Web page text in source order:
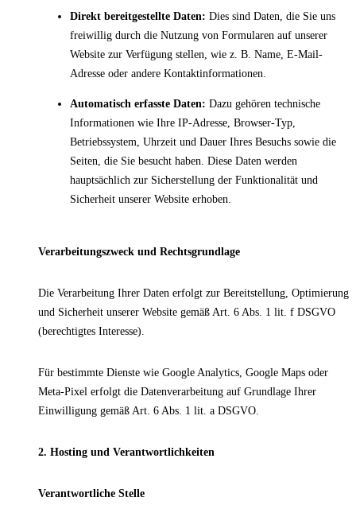
Direkt bereitgestellte Daten: Dies sind Daten, die Sie uns
freiwillig durch die Nutzung von Formularen auf unserer
Website zur Verfügung stellen, wie z. B. Name, E-Mail-
Adresse oder andere Kontaktinformationen.
Automatisch erfasste Daten: Dazu gehören technische
Informationen wie Ihre IP-Adresse, Browser-Typ,
Betriebssystem, Uhrzeit und Dauer Ihres Besuchs sowie die
Seiten, die Sie besucht haben. Diese Daten werden
hauptsächlich zur Sicherstellung der Funktionalität und
Sicherheit unserer Website erhoben.
Verarbeitungszweck und Rechtsgrundlage
Die Verarbeitung Ihrer Daten erfolgt zur Bereitstellung, Optimierung
und Sicherheit unserer Website gemäß Art. 6 Abs. 1 lit. f DSGVO
(berechtigtes Interesse).
Für bestimmte Dienste wie Google Analytics, Google Maps oder
Meta-Pixel erfolgt die Datenverarbeitung auf Grundlage Ihrer
Einwilligung gemäß Art. 6 Abs. 1 lit. a DSGVO.
2. Hosting und Verantwortlichkeiten
Verantwortliche Stelle